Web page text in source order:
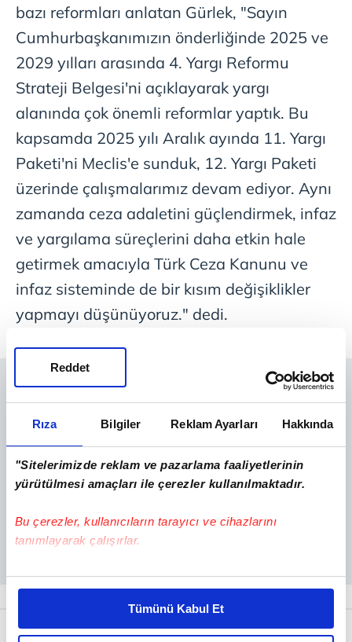
Rıza Bilgiler Reklam Ayarları Hakkında
"Sitelerimizde reklam ve pazarlama faaliyetlerinin
yürütülmesi amaçları ile çerezler kullanılmaktadır.
Bu çerezler, kullanıcıların tarayıcı ve cihazlarını
tanımlayarak çalışırlar.
Bu çerezlere izin vermeniz halinde sizlere özel
daha iyi reklam deneyimi yaşatabiliriz. Bunu yaparken
amacımızın size daha iyi bir reklam deneyimi sunmak
Tümünü Kabul Et
Reddet
bazı reformları anlatan Gürlek, "Sayın
Cumhurbaşkanımızın önderliğinde 2025 ve
2029 yılları arasında 4. Yargı Reformu
Strateji Belgesi'ni açıklayarak yargı
alanında çok önemli reformlar yaptık. Bu
kapsamda 2025 yılı Aralık ayında 11. Yargı
Paketi'ni Meclis'e sunduk, 12. Yargı Paketi
üzerinde çalışmalarımız devam ediyor. Aynı
zamanda ceza adaletini güçlendirmek, infaz
ve yargılama süreçlerini daha etkin hale
getirmek amacıyla Türk Ceza Kanunu ve
infaz sisteminde de bir kısım değişiklikler
yapmayı düşünüyoruz." dedi.